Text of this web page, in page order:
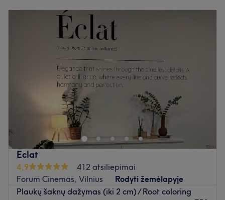
Antradienis
Trečiadienis
Ketvirtadienis
Penktadienis
Šeštadienis
07:00
Sekmadienis
07:00–20:00
All we want to say is: hair, art, makeup, fun!
COME VISIT US!
Atidaryti salono profilį
Eclat
4,9
412 atsiliepimai
Forum Cinemas, Vilnius
Rodyti žemėlapyje
Plaukų šaknų dažymas (iki 2 cm) / Root coloring